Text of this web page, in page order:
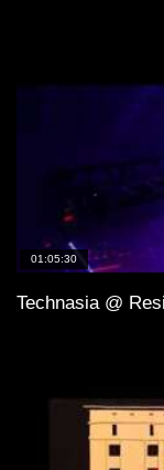
01:05:30
Technasia @